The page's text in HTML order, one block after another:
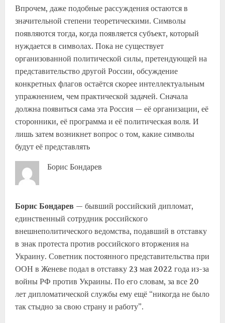
Впрочем, даже подобные рассуждения остаются в
значительной степени теоретическими. Символы
появляются тогда, когда появляется субъект, который
нуждается в символах. Пока не существует
организованной политической силы, претендующей на
представительство другой России, обсуждение
конкретных флагов остаётся скорее интеллектуальным
упражнением, чем практической задачей. Сначала
должна появиться сама эта Россия — её организации, её
сторонники, её программа и её политическая воля. И
лишь затем возникнет вопрос о том, какие символы
будут её представлять
Борис Бондарев
Борис Бондарев — бывший российский дипломат,
единственный сотрудник российского
внешнеполитического ведомства, подавший в отставку
в знак протеста против российского вторжения на
Украину. Советник постоянного представительства при
ООН в Женеве подал в отставку 23 мая 2022 года из-за
войны РФ против Украины. По его словам, за все 20
лет дипломатической службы ему ещё “никогда не было
так стыдно за свою страну и работу”.